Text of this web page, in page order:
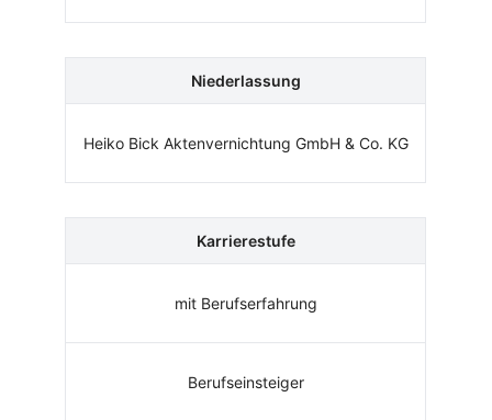
Niederlassung
Heiko Bick Aktenvernichtung GmbH & Co. KG
Karrierestufe
mit Berufserfahrung
Berufseinsteiger